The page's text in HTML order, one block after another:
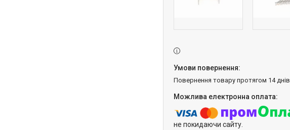
повернення товару протягом 14 днів
не покидаючи сайту.